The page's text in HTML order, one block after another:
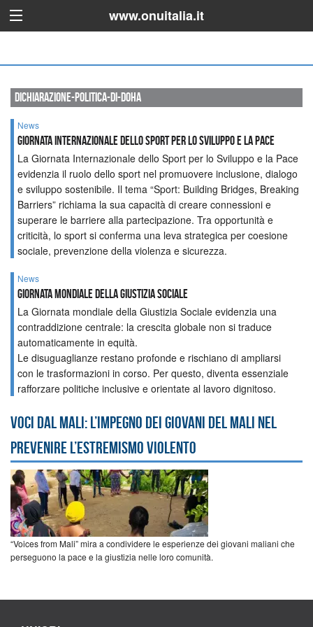
www.onuitalia.it
dichiarazione-politica-di-doha
News
GIORNATA INTERNAZIONALE DELLO SPORT PER LO SVILUPPO E LA PACE
La Giornata Internazionale dello Sport per lo Sviluppo e la Pace
evidenzia il ruolo dello sport nel promuovere inclusione, dialogo
e sviluppo sostenibile. Il tema “Sport: Building Bridges, Breaking
Barriers” richiama la sua capacità di creare connessioni e
superare le barriere alla partecipazione. Tra opportunità e
criticità, lo sport si conferma una leva strategica per coesione
sociale, prevenzione della violenza e sicurezza.
News
GIORNATA MONDIALE DELLA GIUSTIZIA SOCIALE
La Giornata mondiale della Giustizia Sociale evidenzia una
contraddizione centrale: la crescita globale non si traduce
automaticamente in equità.
Le disuguaglianze restano profonde e rischiano di ampliarsi
con le trasformazioni in corso. Per questo, diventa essenziale
rafforzare politiche inclusive e orientate al lavoro dignitoso.
Voci dal Mali: l’impegno dei giovani del Mali nel
prevenire l’estremismo violento
“Voices from Mali” mira a condividere le esperienze dei giovani maliani che
perseguono la pace e la giustizia nelle loro comunità.